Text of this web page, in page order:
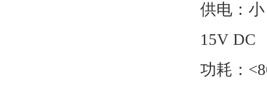
供电：
15V DC
功耗：